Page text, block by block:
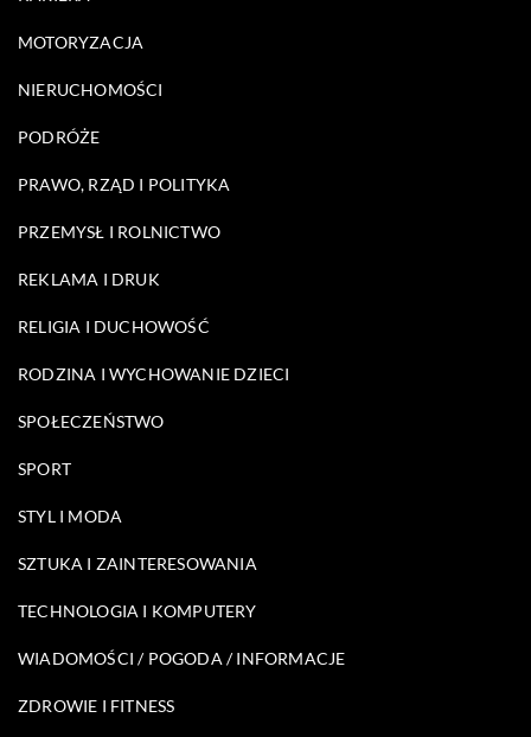
MOTORYZACJA
NIERUCHOMOŚCI
PODRÓŻE
PRAWO, RZĄD I POLITYKA
PRZEMYSŁ I ROLNICTWO
REKLAMA I DRUK
RELIGIA I DUCHOWOŚĆ
RODZINA I WYCHOWANIE DZIECI
SPOŁECZEŃSTWO
SPORT
STYL I MODA
SZTUKA I ZAINTERESOWANIA
TECHNOLOGIA I KOMPUTERY
WIADOMOŚCI / POGODA / INFORMACJE
ZDROWIE I FITNESS